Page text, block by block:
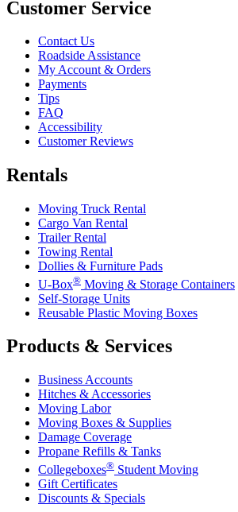
Customer Service
Contact Us
Roadside Assistance
My Account & Orders
Payments
Tips
FAQ
Accessibility
Customer Reviews
Rentals
Moving Truck Rental
Cargo Van Rental
Trailer Rental
Towing Rental
Dollies & Furniture Pads
U-Box® Moving & Storage Containers
Self-Storage Units
Reusable Plastic Moving Boxes
Products & Services
Business Accounts
Hitches & Accessories
Moving Labor
Moving Boxes & Supplies
Damage Coverage
Propane Refills & Tanks
Collegeboxes® Student Moving
Gift Certificates
Discounts & Specials